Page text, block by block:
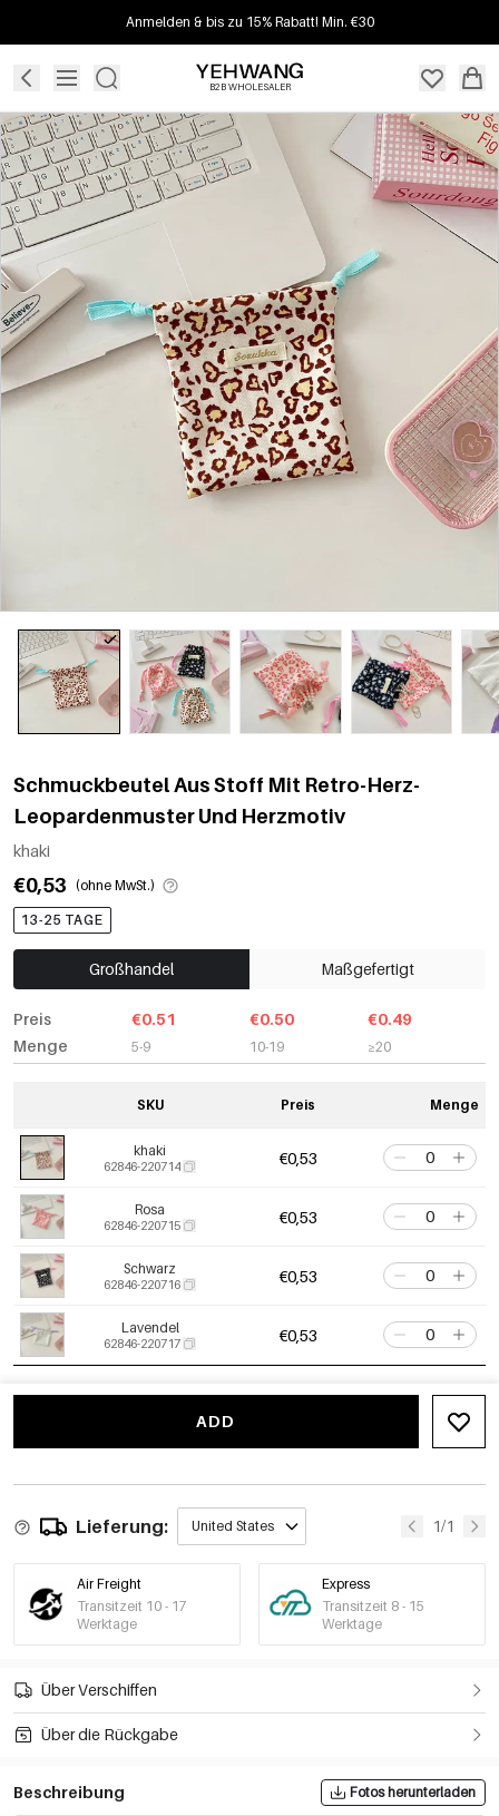
Anmelden & bis zu 15% Rabatt! Min. €30
B2B WHOLESALER
Schmuckbeutel Aus Stoff Mit Retro-Herz-
Leopardenmuster Und Herzmotiv
khaki
€0,53 (ohne MwSt.)
13-25 TAGE
Großhandel Maßgefertigt
Preis
Menge
€0.51
5-9
€0.50
10-19
€0.49
≥20
SKU Preis Menge
khaki
62846-220714 €0,53
Rosa
62846-220715 €0,53
Schwarz
62846-220716 €0,53
Lavendel
62846-220717 €0,53
ADD
Lieferung: United States 1/1
Air Freight
Transitzeit 10 - 17
Werktage
Express
Transitzeit 8 - 15
Werktage
Über Verschiffen
Über die Rückgabe
Beschreibung Fotos herunterladen